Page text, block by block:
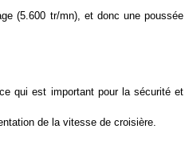
(5.600 tr/mn), et donc une poussée
qui est important pour la sécurité et
de la vitesse de croisière.